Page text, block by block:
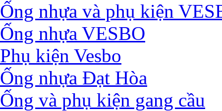
Ống nhựa và phụ kiện
Ống nhựa VESBO
Phụ kiện Vesbo
Ống nhựa Đạt Hòa
Ống và phụ kiện gang cầu